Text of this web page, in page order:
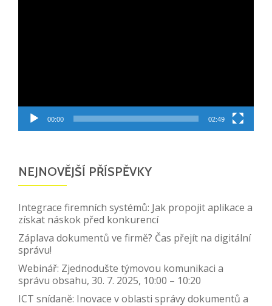
00:00 02:49
NEJNOVĚJŠÍ PŘÍSPĚVKY
Integrace firemních systémů: Jak propojit aplikace a
získat náskok před konkurencí
Záplava dokumentů ve firmě? Čas přejít na digitální
správu!
Webinář: Zjednodušte týmovou komunikaci a
správu obsahu, 30. 7. 2025, 10:00 – 10:20
ICT snídaně: Inovace v oblasti správy dokumentů a